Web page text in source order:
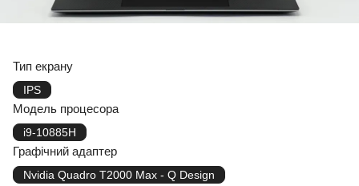
Тип екрану
IPS
Модель процесора
i9-10885H
Графічний адаптер
Nvidia Quadro T2000 Max - Q Design